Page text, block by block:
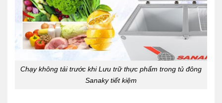
Chạy không tải trước khi Lưu trữ thực phẩm trong tủ đông
Sanaky tiết kiệm